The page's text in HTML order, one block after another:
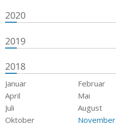
2020
2019
2018
Januar Februar
April
Mai
Juli
August
Oktober
November